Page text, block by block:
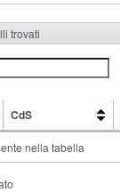
trovati
CdS
nella tabella